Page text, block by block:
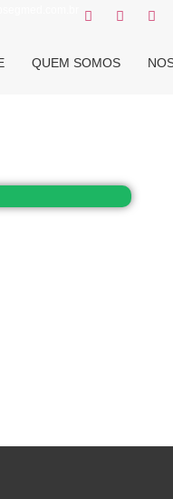
QUEM SOMOS